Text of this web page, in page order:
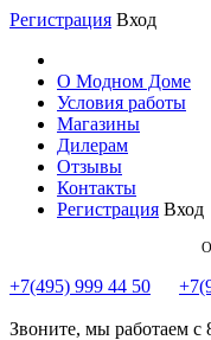
Регистрация Вход
О Модном Доме
Условия работы
Магазины
Дилерам
Отзывы
Контакты
Регистрация Вход
+7(495) 999 44 50
Звоните, мы работаем с